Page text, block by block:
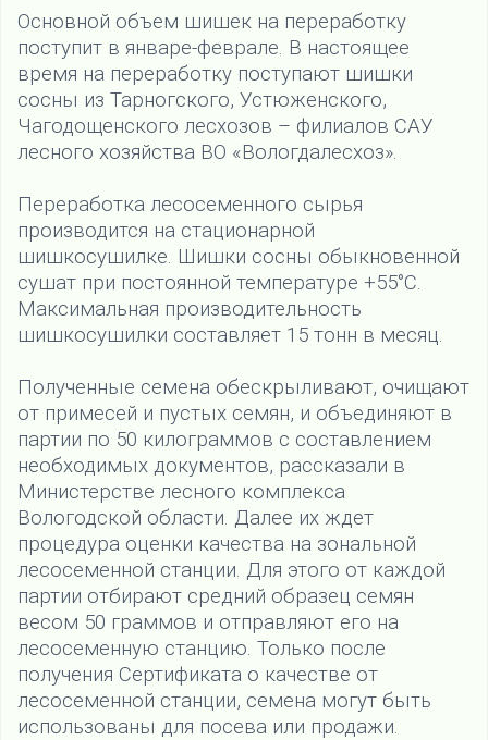
Основной объем шишек на переработку
поступит в январе-феврале. В настоящее
время на переработку поступают шишки
сосны из Тарногского, Устюженского,
Чагодощенского лесхозов – филиалов САУ
лесного хозяйства ВО «Вологдалесхоз».
Переработка лесосеменного сырья
производится на стационарной
шишкосушилке. Шишки сосны обыкновенной
сушат при постоянной температуре +55°С.
Максимальная производительность
шишкосушилки составляет 15 тонн в месяц.
Полученные семена обескрыливают, очищают
от примесей и пустых семян, и объединяют в
партии по 50 килограммов с составлением
необходимых документов, рассказали в
Министерстве лесного комплекса
Вологодской области. Далее их ждет
процедура оценки качества на зональной
лесосеменной станции. Для этого от каждой
партии отбирают средний образец семян
весом 50 граммов и отправляют его на
лесосеменную станцию. Только после
получения Сертификата о качестве от
лесосеменной станции, семена могут быть
использованы для посева или продажи.